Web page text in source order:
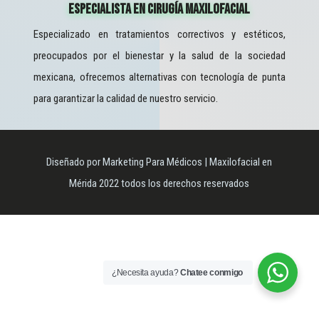
Especialista En Cirugía Maxilofacial
Especializado en tratamientos correctivos y estéticos,
preocupados por el bienestar y la salud de la sociedad
mexicana, ofrecemos alternativas con tecnología de punta
para garantizar la calidad de nuestro servicio.
Diseñado por Marketing Para Médicos | Maxilofacial en
Mérida 2022 todos los derechos reservados
¿Necesita ayuda?Chatee conmigo